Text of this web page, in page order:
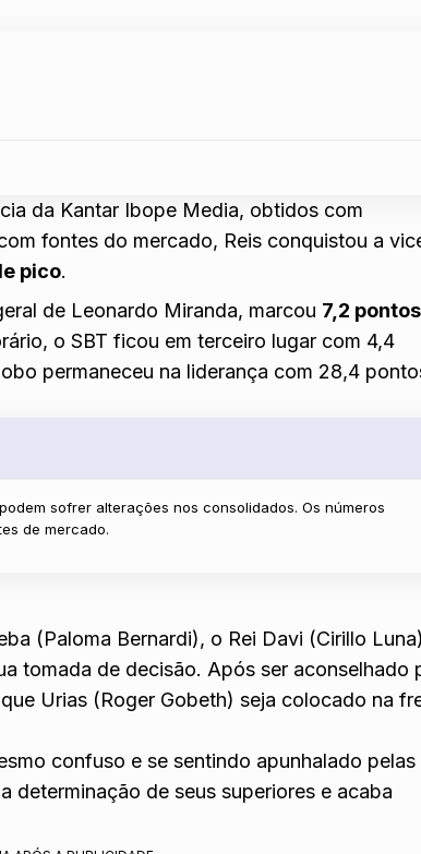
da Kantar Ibope Media, obtidos com
fontes do mercado, Reis conquistou a
pico.
de Leonardo Miranda, marcou 7,2
o SBT ficou em terceiro lugar com 4,4
permaneceu na liderança com 28,4
sofrer alterações nos consolidados. Os números
de mercado.
(Paloma Bernardi), o Rei Davi (Cirillo
tomada de decisão. Após ser aconselhado
Urias (Roger Gobeth) seja colocado na
confuso e se sentindo apunhalado pelas
determinação de seus superiores e acaba